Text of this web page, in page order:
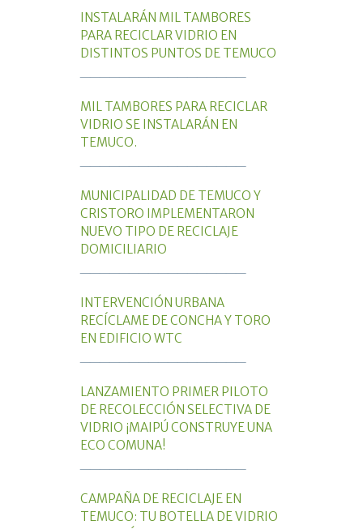
INSTALARÁN MIL TAMBORES
PARA RECICLAR VIDRIO EN
DISTINTOS PUNTOS DE TEMUCO
MIL TAMBORES PARA RECICLAR
VIDRIO SE INSTALARÁN EN
TEMUCO.
MUNICIPALIDAD DE TEMUCO Y
CRISTORO IMPLEMENTARON
NUEVO TIPO DE RECICLAJE
DOMICILIARIO
INTERVENCIÓN URBANA
RECÍCLAME DE CONCHA Y TORO
EN EDIFICIO WTC
LANZAMIENTO PRIMER PILOTO
DE RECOLECCIÓN SELECTIVA DE
VIDRIO ¡MAIPÚ CONSTRUYE UNA
ECO COMUNA!
CAMPAÑA DE RECICLAJE EN
TEMUCO: TU BOTELLA DE VIDRIO